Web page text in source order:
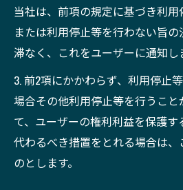
当社は、前項の規定に基づき利用
または利用停止等を行わない旨
滞なく、これをユーザーに通知し
3. 前2項にかかわらず、利用停止
場合その他利用停止等を行うこ
て、ユーザーの権利利益を保護
代わるべき措置をとれる場合は
のとします。